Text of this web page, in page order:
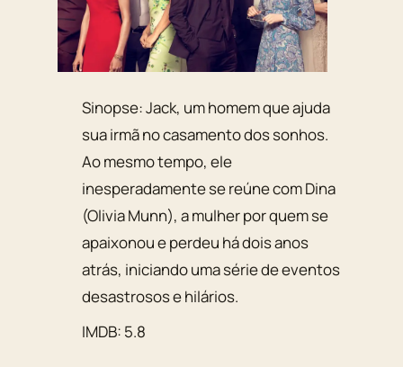
Sinopse: Jack, um homem que ajuda
sua irmã no casamento dos sonhos.
Ao mesmo tempo, ele
inesperadamente se reúne com Dina
(Olivia Munn), a mulher por quem se
apaixonou e perdeu há dois anos
atrás, iniciando uma série de eventos
desastrosos e hilários.
IMDB: 5.8